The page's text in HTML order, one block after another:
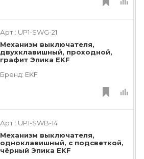
Арт.: UP1-SWG-21
Механизм выключателя,
двухклавишный, проходной,
графит Эпика EKF
Бренд: EKF
Арт.: UP1-SWB-14
Механизм выключателя,
одноклавишный, с подсветкой,
чёрный Эпика EKF